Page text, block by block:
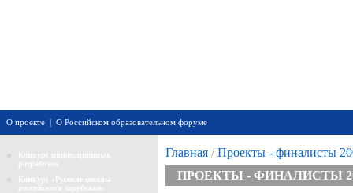
О проекте | О Российском образовательном форуме
Конкурс инновационных
разработок
Конкурс «Русские школы
российского зарубежья»
Главная /Проекты - финалисты
ПРОЕКТЫ - ФИНАЛИСТЫ